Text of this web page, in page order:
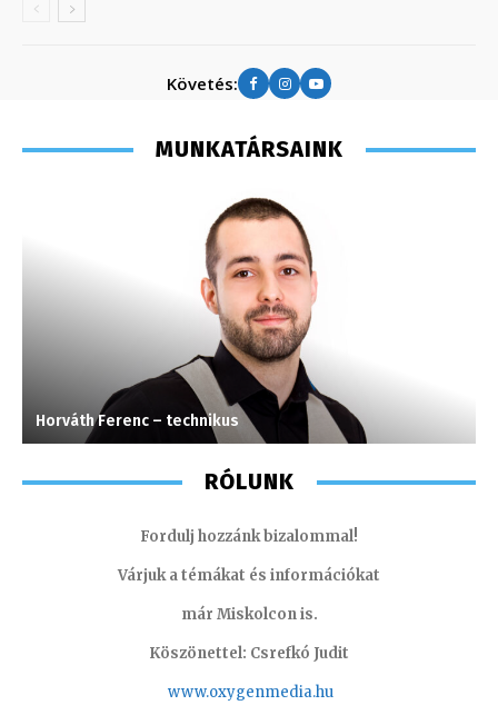
Követés:
MUNKATÁRSAINK
Horváth Ferenc – technikus
RÓLUNK
Fordulj hozzánk bizalommal!
Várjuk a témákat és információkat
már Miskolcon is.
Köszönettel: Csrefkó Judit
www.oxygenmedia.hu